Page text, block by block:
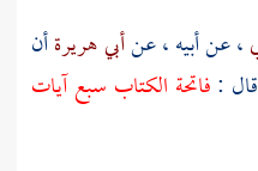
، عن أبيه ، عنأبي هريرةأن
:فاتحة الكتاب سبع آيات